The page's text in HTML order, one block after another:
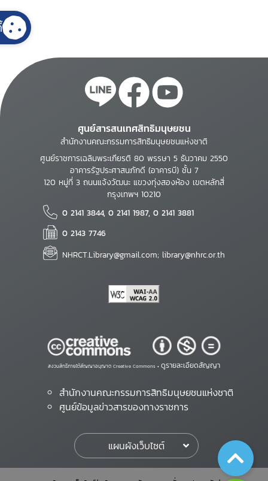
ศูนย์สารสนเทศสิทธิมนุษยชน
สำนักงานคณะกรรมการสิทธิมนุษยชนแห่งชาติ
ศูนย์ราชการเฉลิมพระเกียรติ 80 พรรษา 5 ธันวาคม 2550
อาคารรัฐประศาสนภักดี (อาคารบี) ชั้น 7
120 หมู่ที่ 3 ถนนแจ้งวัฒนะ แขวงทุ่งสองห้อง เขตหลักสี่
กรุงเทพฯ 10210
0 2141 3844, 0 2141 1987, 0 2141 3881
0 2143 7746
NHRCT.Library@gmail.com; library@nhrc.or.th
สงวนสิทธิ์ภายใต้สัญญาอนุญาต Creative Commons • ดูรายละเอียดสัญญา
สำนักงานคณะกรรมการสิทธิมนุษยชนแห่งชาติ
ศูนย์ข้อมูลข่าวสารของทางราชการ
แผนผังเว็บไซต์